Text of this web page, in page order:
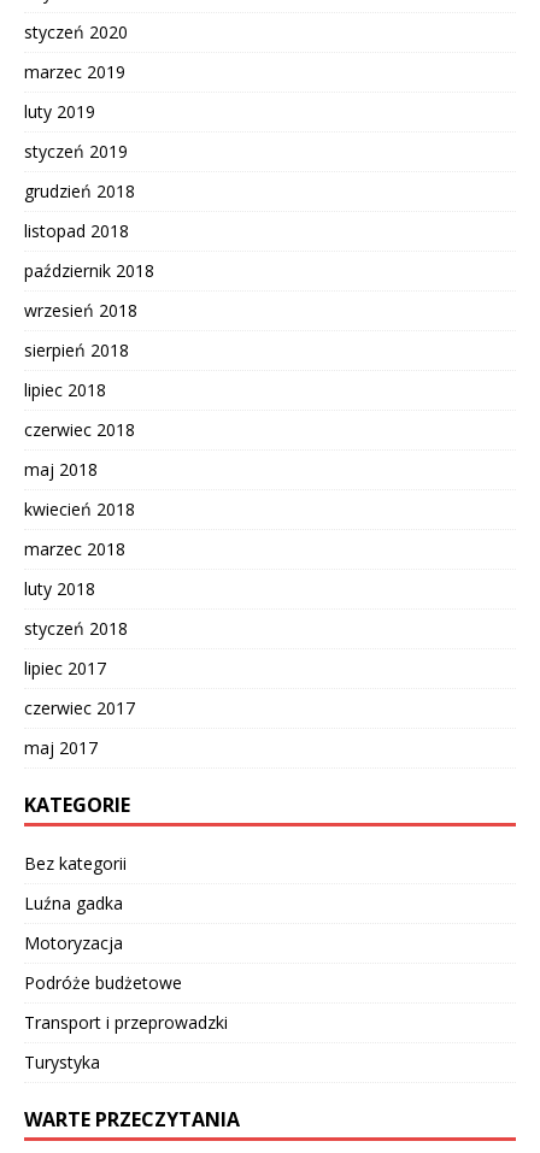
styczeń 2020
marzec 2019
luty 2019
styczeń 2019
grudzień 2018
listopad 2018
październik 2018
wrzesień 2018
sierpień 2018
lipiec 2018
czerwiec 2018
maj 2018
kwiecień 2018
marzec 2018
luty 2018
styczeń 2018
lipiec 2017
czerwiec 2017
maj 2017
KATEGORIE
Bez kategorii
Luźna gadka
Motoryzacja
Podróże budżetowe
Transport i przeprowadzki
Turystyka
WARTE PRZECZYTANIA